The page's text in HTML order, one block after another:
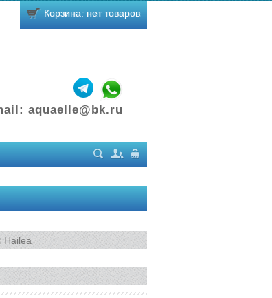
aquaelle@bk.ru
Корзина: нет товаров
Поиск Регистрация
Hailea